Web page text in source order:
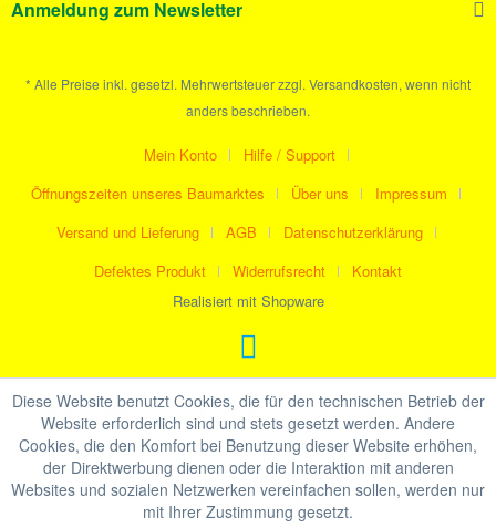
Anmeldung zum Newsletter
* Alle Preise inkl. gesetzl. Mehrwertsteuer zzgl. Versandkosten, wenn nicht
anders beschrieben.
Mein Konto
Hilfe / Support
Öffnungszeiten unseres Baumarktes
Über uns
Impressum
Versand und Lieferung
AGB
Datenschutzerklärung
Defektes Produkt
Widerrufsrecht
Kontakt
Realisiert mit Shopware
Diese Website benutzt Cookies, die für den technischen Betrieb der
Website erforderlich sind und stets gesetzt werden. Andere
Cookies, die den Komfort bei Benutzung dieser Website erhöhen,
der Direktwerbung dienen oder die Interaktion mit anderen
Websites und sozialen Netzwerken vereinfachen sollen, werden nur
mit Ihrer Zustimmung gesetzt.